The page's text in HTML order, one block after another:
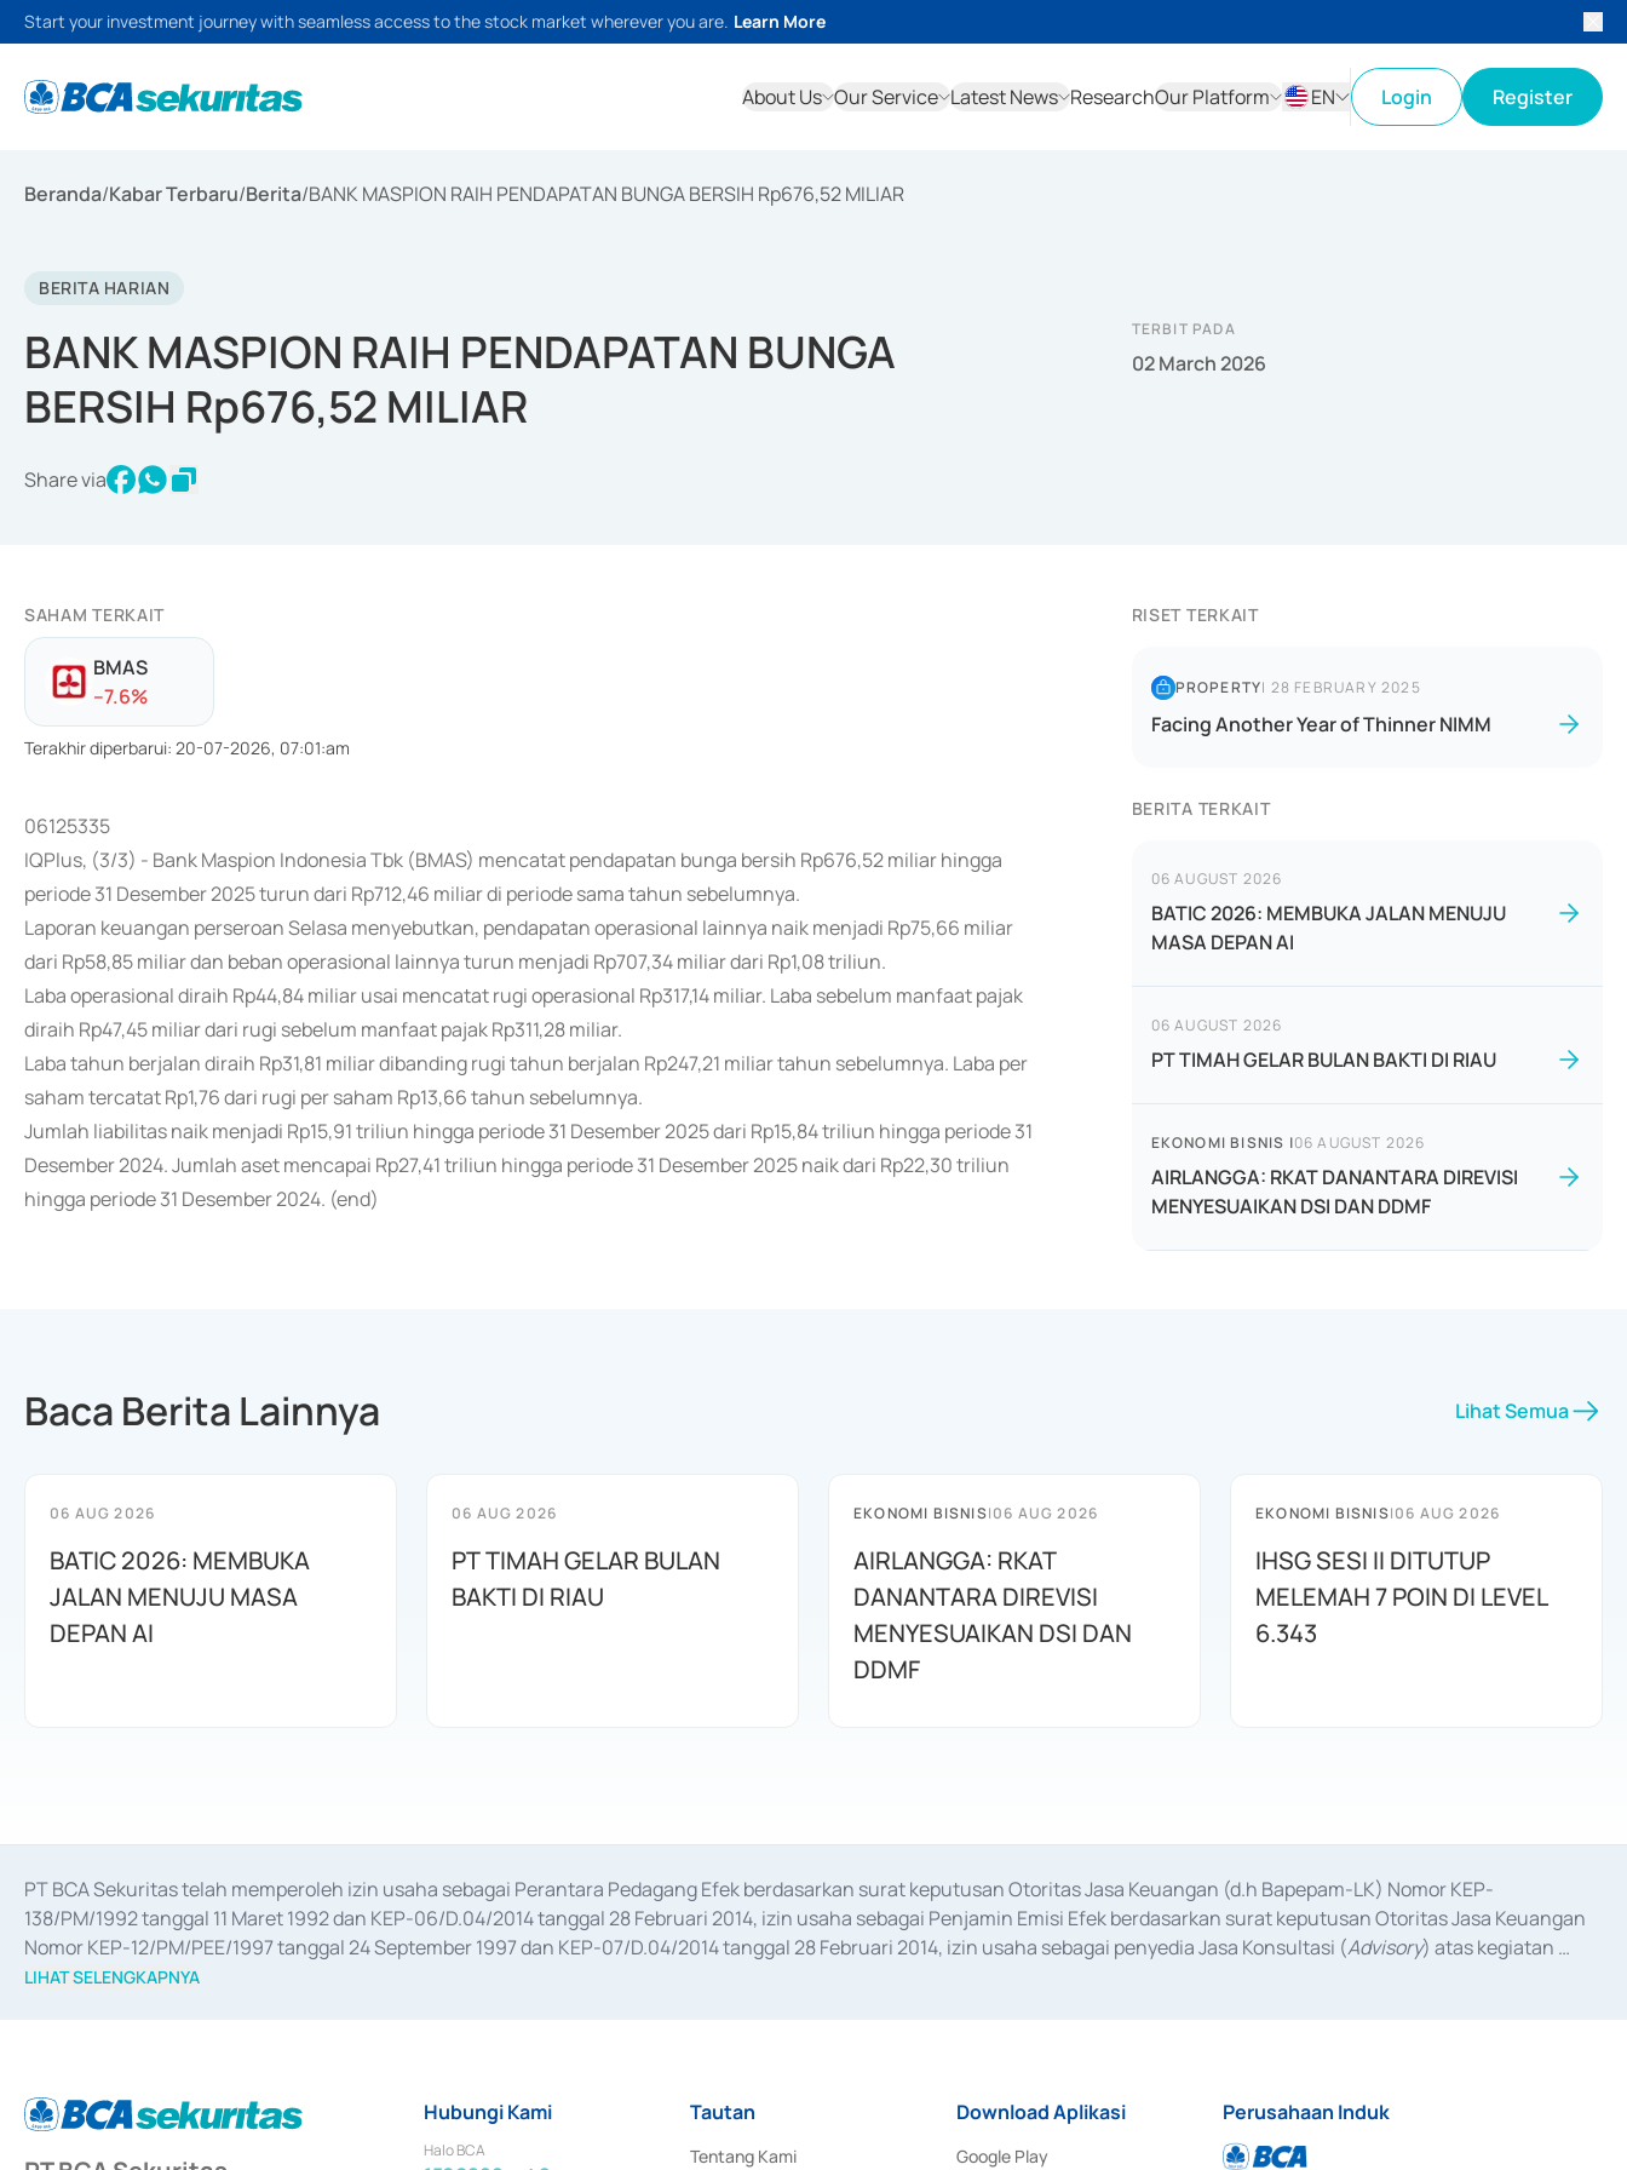
Start your investment journey with seamless access to the stock market wherever you are. Learn More
About Us Our Service Latest News ResearchOur Platform
EN
Login Register
Beranda/Kabar Terbaru/Berita/BANK MASPION RAIH PENDAPATAN BUNGA BERSIH Rp676,52 MILIAR
BERITA HARIAN
BANK MASPION RAIH PENDAPATAN BUNGA
BERSIH Rp676,52 MILIAR
Share via
TERBIT PADA
02 March 2026
SAHAM TERKAIT
BMAS
--7.6%
Terakhir diperbarui: 20-07-2026, 07:01:am
06125335
IQPlus, (3/3) - Bank Maspion Indonesia Tbk (BMAS) mencatat pendapatan bunga bersih Rp676,52 miliar hingga
periode 31 Desember 2025 turun dari Rp712,46 miliar di periode sama tahun sebelumnya.
Laporan keuangan perseroan Selasa menyebutkan, pendapatan operasional lainnya naik menjadi Rp75,66 miliar
dari Rp58,85 miliar dan beban operasional lainnya turun menjadi Rp707,34 miliar dari Rp1,08 triliun.
Laba operasional diraih Rp44,84 miliar usai mencatat rugi operasional Rp317,14 miliar. Laba sebelum manfaat pajak
diraih Rp47,45 miliar dari rugi sebelum manfaat pajak Rp311,28 miliar.
Laba tahun berjalan diraih Rp31,81 miliar dibanding rugi tahun berjalan Rp247,21 miliar tahun sebelumnya. Laba per
saham tercatat Rp1,76 dari rugi per saham Rp13,66 tahun sebelumnya.
Jumlah liabilitas naik menjadi Rp15,91 triliun hingga periode 31 Desember 2025 dari Rp15,84 triliun hingga periode 31
Desember 2024. Jumlah aset mencapai Rp27,41 triliun hingga periode 31 Desember 2025 naik dari Rp22,30 triliun
hingga periode 31 Desember 2024. (end)
RISET TERKAIT
PROPERTY| 28 FEBRUARY 2025
Facing Another Year of Thinner NIMM
BERITA TERKAIT
06 AUGUST 2026
BATIC 2026: MEMBUKA JALAN MENUJU
MASA DEPAN AI
06 AUGUST 2026
PT TIMAH GELAR BULAN BAKTI DI RIAU
EKONOMI BISNIS |06 AUGUST 2026
AIRLANGGA: RKAT DANANTARA DIREVISI
MENYESUAIKAN DSI DAN DDMF
Baca Berita Lainnya Lihat Semua
06 AUG 2026
BATIC 2026: MEMBUKA
JALAN MENUJU MASA
DEPAN AI
06 AUG 2026
PT TIMAH GELAR BULAN
BAKTI DI RIAU
EKONOMI BISNIS|06 AUG 2026
AIRLANGGA: RKAT
DANANTARA DIREVISI
MENYESUAIKAN DSI DAN
DDMF
EKONOMI BISNIS|06 AUG 2026
IHSG SESI II DITUTUP
MELEMAH 7 POIN DI LEVEL
6.343
PT BCA Sekuritas telah memperoleh izin usaha sebagai Perantara Pedagang Efek berdasarkan surat keputusan Otoritas Jasa Keuangan (d.h Bapepam-LK) Nomor KEP-
138/PM/1992 tanggal 11 Maret 1992 dan KEP-06/D.04/2014 tanggal 28 Februari 2014, izin usaha sebagai Penjamin Emisi Efek berdasarkan surat keputusan Otoritas Jasa Keuangan
Nomor KEP-12/PM/PEE/1997 tanggal 24 September 1997 dan KEP-07/D.04/2014 tanggal 28 Februari 2014, izin usaha sebagai penyedia Jasa Konsultasi (Advisory) atas kegiatan
merger, akuisisi, divestasi, dan
LIHAT SELENGKAPNYA
Hubungi Kami
Halo BCA
Tautan
Tentang Kami
Download Aplikasi
Google Play
Perusahaan Induk